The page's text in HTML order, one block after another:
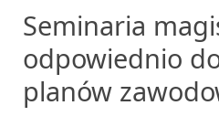
Seminaria
odpowiednio
planów